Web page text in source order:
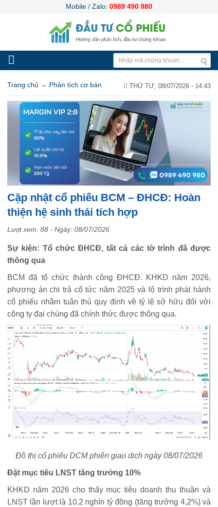
Mobile / Zalo: 0989 490 980
Trang chủ → Phân tích cơ bản THỨ TƯ, 08/07/2026 - 14:43
Cập nhật cổ phiếu BCM – ĐHCĐ: Hoàn
thiện hệ sinh thái tích hợp
Lượt xem: 88 - Ngày: 08/07/2026
Sự kiện: Tổ chức ĐHCĐ, tất cả các tờ trình đã được
thông qua
BCM đã tổ chức thành công ĐHCĐ. KHKD năm 2026,
phương án chi trả cổ tức năm 2025 và lộ trình phát hành
cổ phiếu nhằm tuân thủ quy định về tỷ lệ sở hữu đối với
công ty đại chúng đã chính thức được thông qua.
Đồ thị cổ phiếu DCM phiên giao dịch ngày 08/07/2026
Đặt mục tiêu LNST tăng trưởng 10%
KHKD năm 2026 cho thấy mục tiêu doanh thu thuần và
LNST lần lượt là 10,2 nghìn tỷ đồng (tăng trưởng 4,2%) và